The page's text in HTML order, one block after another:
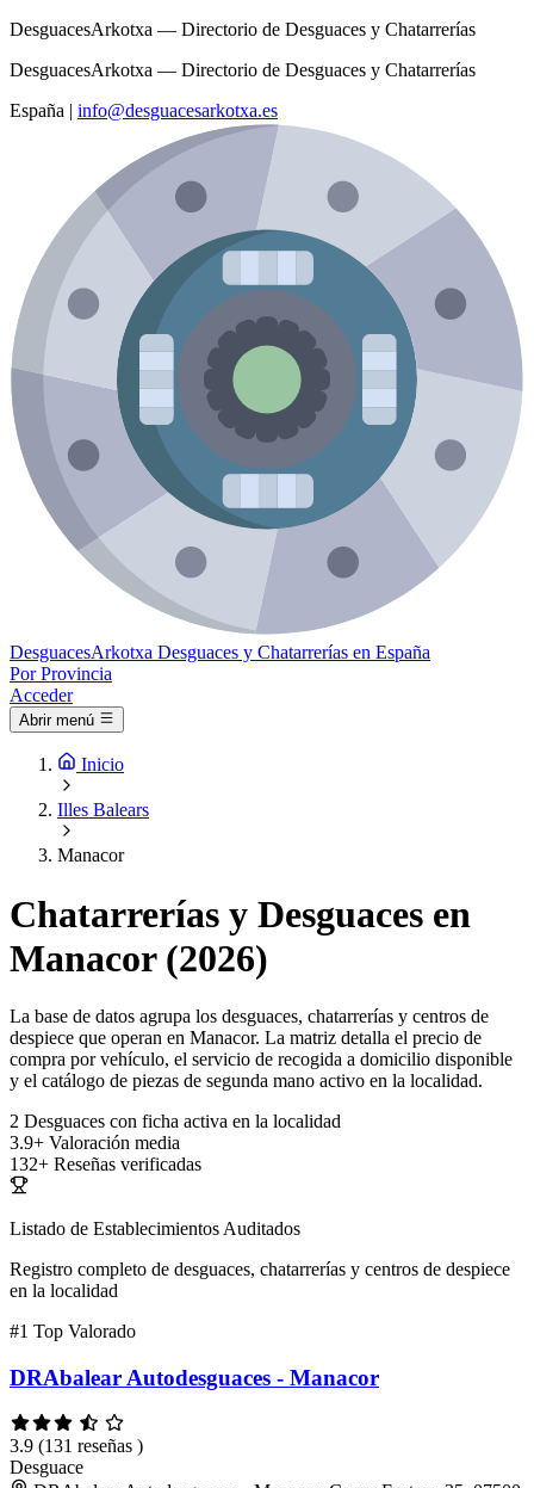
DesguacesArkotxa — Directorio de Desguaces y Chatarrerías
DesguacesArkotxa — Directorio de Desguaces y Chatarrerías
España | info@desguacesarkotxa.es
DesguacesArkotxa Desguaces y Chatarrerías en España
Por Provincia
Acceder
Abrir menú
Inicio
Illes Balears
Manacor
Chatarrerías y Desguaces en
Manacor (2026)
La base de datos agrupa los desguaces, chatarrerías y centros de
despiece que operan en Manacor. La matriz detalla el precio de
compra por vehículo, el servicio de recogida a domicilio disponible
y el catálogo de piezas de segunda mano activo en la localidad.
2 Desguaces con ficha activa en la localidad
3.9+ Valoración media
132+ Reseñas verificadas
Listado de Establecimientos Auditados
Registro completo de desguaces, chatarrerías y centros de despiece
en la localidad
#1 Top Valorado
DRAbalear Autodesguaces - Manacor
3.9 (131 reseñas )
Desguace